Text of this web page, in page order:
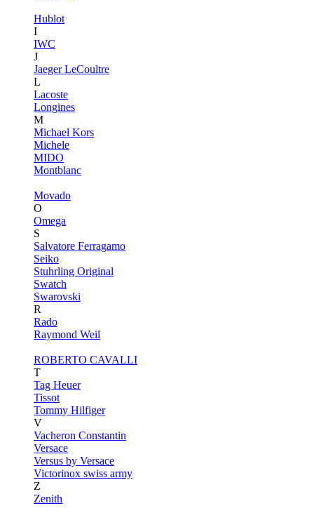
Hublot
I
IWC
J
Jaeger LeCoultre
L
Lacoste
Longines
M
Michael Kors
Michele
MIDO
Montblanc
Movado
O
Omega
S
Salvatore Ferragamo
Seiko
Stuhrling Original
Swatch
Swarovski
R
Rado
Raymond Weil
ROBERTO CAVALLI
T
Tag Heuer
Tissot
Tommy Hilfiger
V
Vacheron Constantin
Versace
Versus by Versace
Victorinox swiss army
Z
Zenith